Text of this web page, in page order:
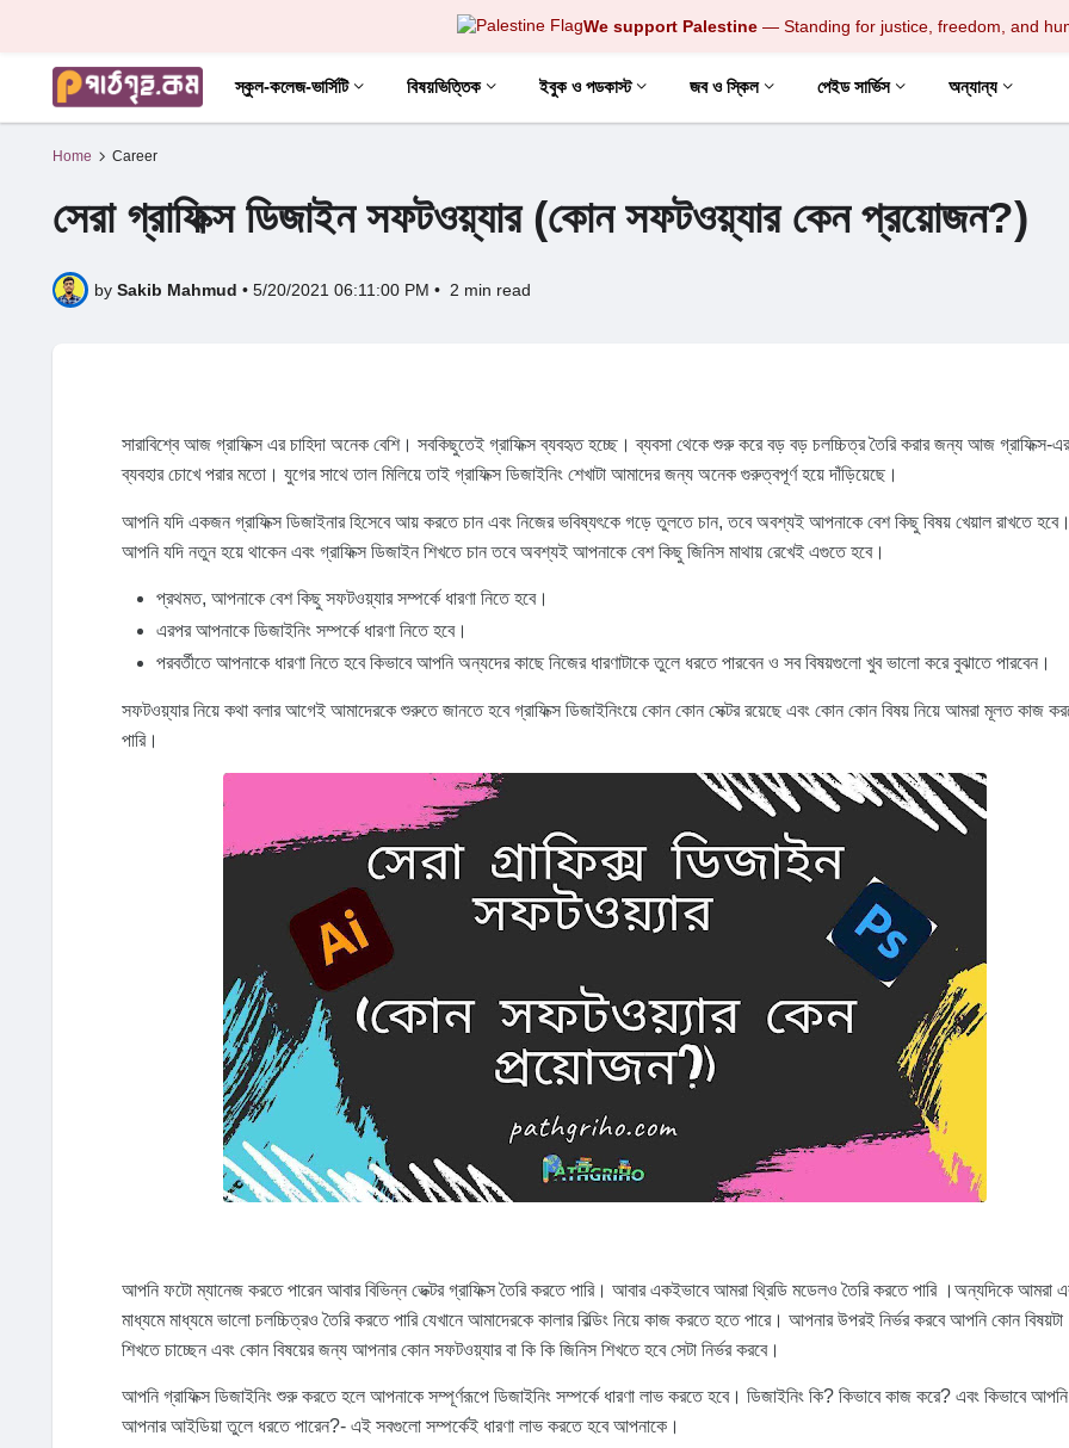
We support Palestine— Standing for justice, freedom, and
স্কুল-কলেজ-ভার্সিটি বিষয়ভিত্তিক ইবুক ও পডকাস্ট জব ও স্কিল পেইড সার্ভিস অন্যান্য
Home Career
সেরা গ্রাফিক্স ডিজাইন সফটওয়্যার (কোন সফটওয়্যার কেন প্রয়োজন?)
by Sakib Mahmud • 5/20/2021 06:11:00 PM • 2 min read
সারাবিশ্বে আজ গ্রাফিক্স এর চাহিদা অনেক বেশি। সবকিছুতেই গ্রাফিক্স ব্যবহৃত হচ্ছে। ব্যবসা থেকে শুরু করে বড় বড় চলচ্চিত্র তৈরি করার জন্য আজ গ্রাফিক্স-এর
ব্যবহার চোখে পরার মতো। যুগের সাথে তাল মিলিয়ে তাই গ্রাফিক্স ডিজাইনিং শেখাটা আমাদের জন্য অনেক গুরুত্বপূর্ণ হয়ে দাঁড়িয়েছে।
আপনি যদি একজন গ্রাফিক্স ডিজাইনার হিসেবে আয় করতে চান এবং নিজের ভবিষ্যৎকে গড়ে তুলতে চান, তবে অবশ্যই আপনাকে বেশ কিছু বিষয় খেয়াল রাখতে হবে।
আপনি যদি নতুন হয়ে থাকেন এবং গ্রাফিক্স ডিজাইন শিখতে চান তবে অবশ্যই আপনাকে বেশ কিছু জিনিস মাথায় রেখেই এগুতে হবে।
প্রথমত, আপনাকে বেশ কিছু সফটওয়্যার সম্পর্কে ধারণা নিতে হবে।
এরপর আপনাকে ডিজাইনিং সম্পর্কে ধারণা নিতে হবে।
পরবর্তীতে আপনাকে ধারণা নিতে হবে কিভাবে আপনি অন্যদের কাছে নিজের ধারণাটাকে তুলে ধরতে পারবেন ও সব বিষয়গুলো খুব ভালো করে বুঝাতে পারবেন।
সফটওয়্যার নিয়ে কথা বলার আগেই আমাদেরকে শুরুতে জানতে হবে গ্রাফিক্স ডিজাইনিংয়ে কোন কোন সেক্টর রয়েছে এবং কোন কোন বিষয় নিয়ে আমরা মূলত কাজ
পারি।
আপনি ফটো ম্যানেজ করতে পারেন আবার বিভিন্ন ভেক্টর গ্রাফিক্স তৈরি করতে পারি। আবার একইভাবে আমরা থ্রিডি মডেলও তৈরি করতে পারি ।অন্যদিকে আমরা
মাধ্যমে মাধ্যমে ভালো চলচ্চিত্রও তৈরি করতে পারি যেখানে আমাদেরকে কালার বিল্ডিং নিয়ে কাজ করতে হতে পারে। আপনার উপরই নির্ভর করবে আপনি কোন বিষয়টা
শিখতে চাচ্ছেন এবং কোন বিষয়ের জন্য আপনার কোন সফটওয়্যার বা কি কি জিনিস শিখতে হবে সেটা নির্ভর করবে।
আপনি গ্রাফিক্স ডিজাইনিং শুরু করতে হলে আপনাকে সম্পূর্ণরূপে ডিজাইনিং সম্পর্কে ধারণা লাভ করতে হবে। ডিজাইনিং কি? কিভাবে কাজ করে? এবং কিভাবে আপনি
আপনার আইডিয়া তুলে ধরতে পারেন?- এই সবগুলো সম্পর্কেই ধারণা লাভ করতে হবে আপনাকে।